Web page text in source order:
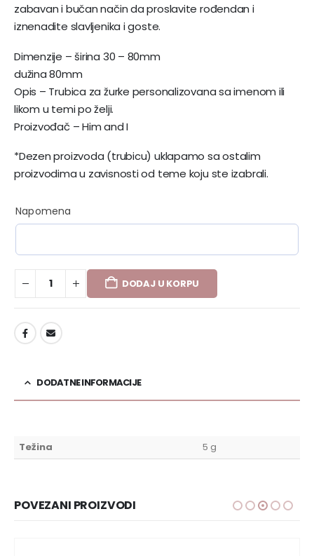
zabavan i bučan način da proslavite rođendan i
iznenadite slavljenika i goste.
Dimenzije – širina 30 – 80mm
dužina 80mm
Opis – Trubica za žurke personalizovana sa imenom ili
likom u temi po želji.
Proizvođač – Him and I
*Dezen proizvoda (trubicu) uklapamo sa ostalim
proizvodima u zavisnosti od teme koju ste izabrali.
Napomena
DODAJ U KORPU
DODATNE INFORMACIJE
Težina 5 g
POVEZANI PROIZVODI